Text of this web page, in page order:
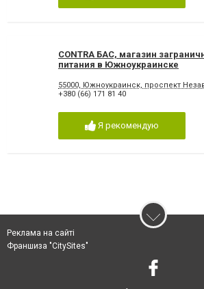
CONTRA БАС, магазин
питания в Южноукраинске
55000, Южноукраинск, проспект
+380 (66) 171 81 40
Я рекомендую
Реклама на сайті
Франшиза "CitySites"